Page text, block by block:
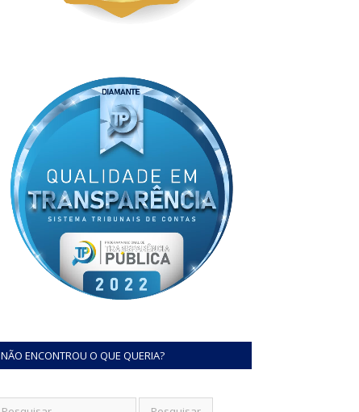
NÃO ENCONTROU O QUE QUERIA?